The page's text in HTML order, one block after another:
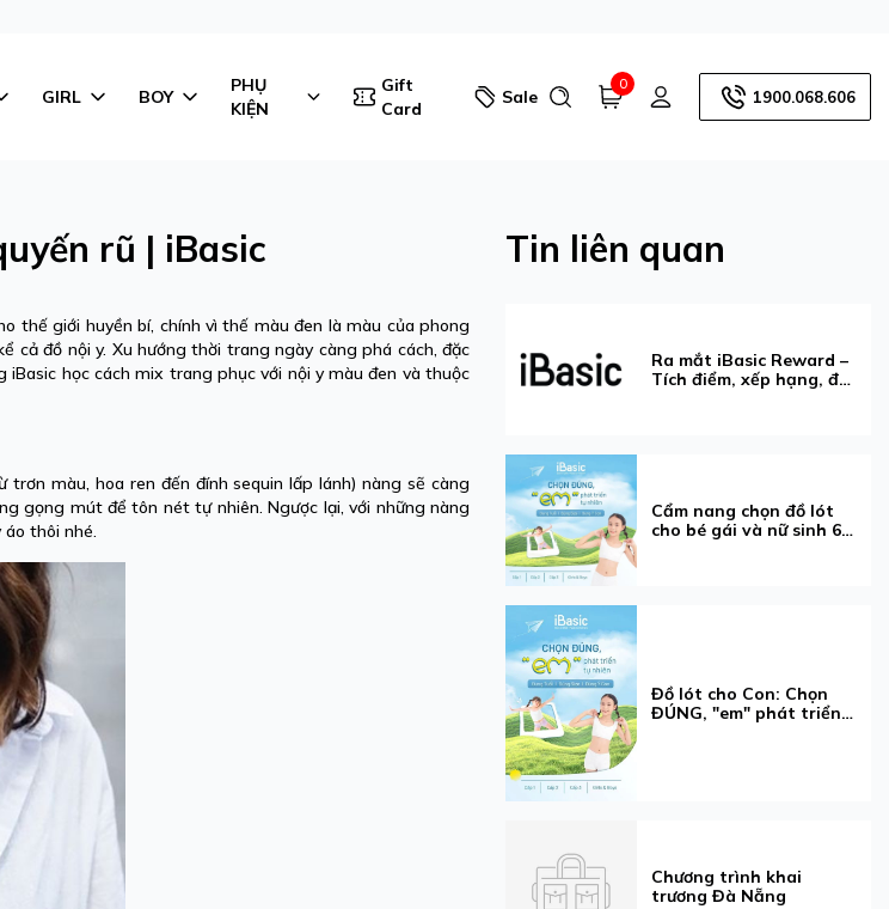
GIRL BOY
PHỤ
KIỆN
Gift
Card
Sale
0
1900.068.606
rũ | iBasic
thế giới huyền bí, chính vì thế màu đen là màu của phong
cả đồ nội y. Xu hướng thời trang ngày càng phá cách, đặc
học cách mix trang phục với nội y màu đen và thuộc
màu, hoa ren đến đính sequin lấp lánh) nàng sẽ càng
gọng mút để tôn nét tự nhiên. Ngược lại, với những nàng
thôi nhé.
Tin liên quan
Ra mắt iBasic Reward –
Tích điểm, xếp hạng, đổi
Cẩm nang chọn đồ lót
cho bé gái và nữ sinh 6–
Đồ lót cho Con: Chọn
ĐÚNG, "em" phát triển
Chương trình khai
trương Đà Nẵng